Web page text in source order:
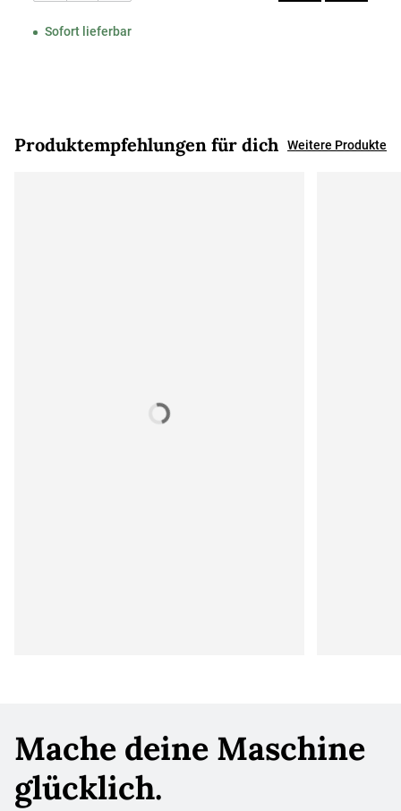
Sofort lieferbar
Produktempfehlungen für dich Weitere Produkte
Mache deine Maschine
glücklich.